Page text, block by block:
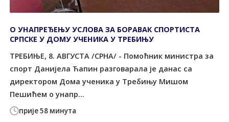
прије 58 минута
О УНАПРЕЂЕЊУ УСЛОВА ЗА БОРАВАК СПОРТИСТА
СРПСКЕ У ДОМУ УЧЕНИКА У ТРЕБИЊУ
ТРЕБИЊЕ, 8. АВГУСТА /СРНА/ - Помоћник министра за
спорт Данијела Ћапин разговарала је данас са
директором Дома ученика у Требињу Мишом
Пешићем о унапр...